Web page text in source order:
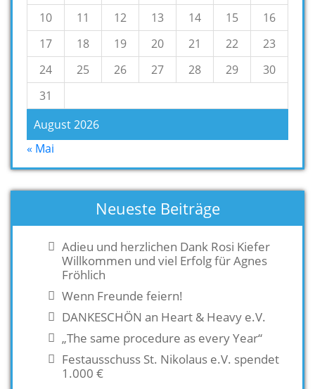
August 2026
10
11 12 13 14 15
16
17
18 19 20 21 22
23
24
25 26 27 28 29
30
31
« Mai
Neueste Beiträge
Adieu und herzlichen Dank Rosi Kiefer
Willkommen und viel Erfolg für Agnes
Fröhlich
Wenn Freunde feiern!
DANKESCHÖN an Heart & Heavy e.V.
„The same procedure as every Year“
Festausschuss St. Nikolaus e.V. spendet
1.000 €